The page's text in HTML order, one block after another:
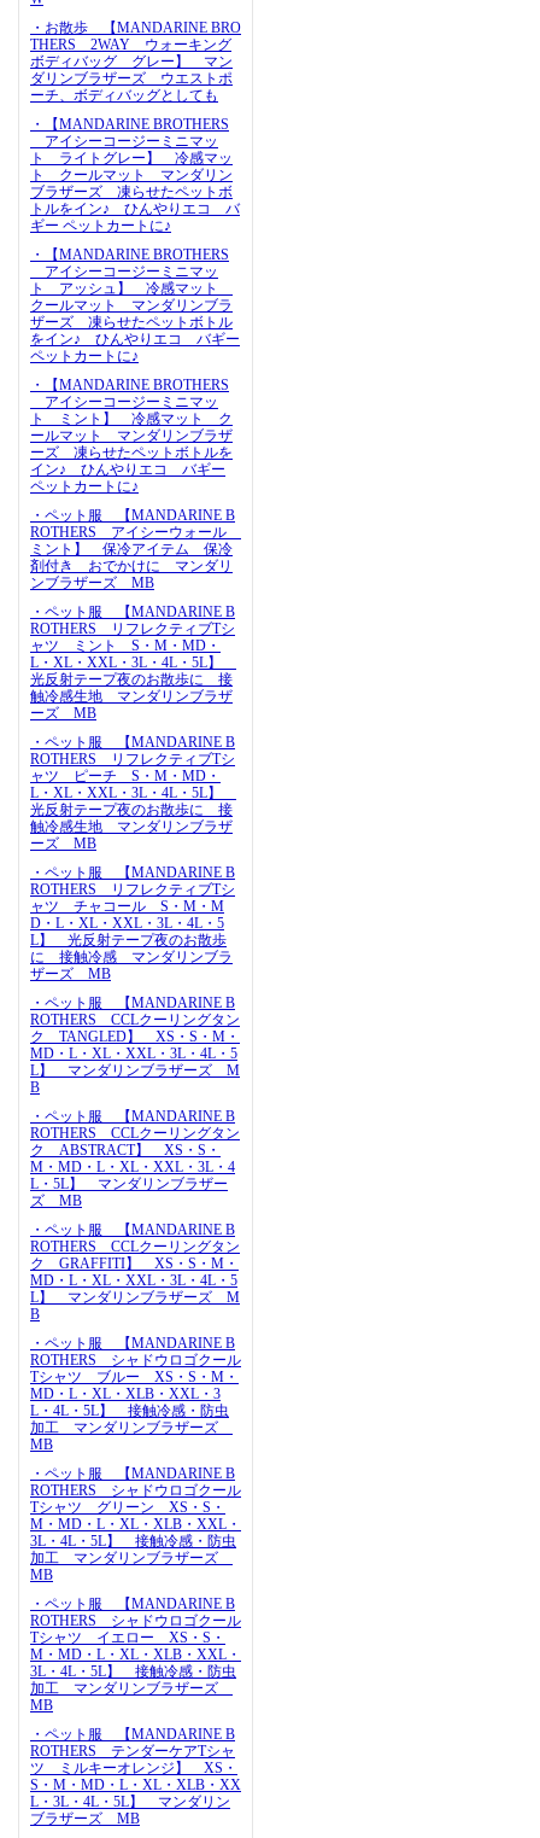
・お散歩 【MANDARINE BRO
THERS 2WAY ウォーキング
ボディバッグ グレー】 マン
ダリンブラザーズ ウエストポ
ーチ、ボディバッグとしても
・【MANDARINE BROTHERS
アイシーコージーミニマッ
ト ライトグレー】 冷感マッ
ト クールマット マンダリン
ブラザーズ 凍らせたペットボ
トルをイン♪ ひんやりエコ バ
ギー ペットカートに♪
・【MANDARINE BROTHERS
アイシーコージーミニマッ
ト アッシュ】 冷感マット
クールマット マンダリンブラ
ザーズ 凍らせたペットボトル
をイン♪ ひんやりエコ バギー
ペットカートに♪
・【MANDARINE BROTHERS
アイシーコージーミニマッ
ト ミント】 冷感マット ク
ールマット マンダリンブラザ
ーズ 凍らせたペットボトルを
イン♪ ひんやりエコ バギー
ペットカートに♪
・ペット服 【MANDARINE B
ROTHERS アイシーウォール
ミント】 保冷アイテム 保冷
剤付き おでかけに マンダリ
ンブラザーズ MB
・ペット服 【MANDARINE B
ROTHERS リフレクティブTシ
ャツ ミント S・M・MD・
L・XL・XXL・3L・4L・5L】
光反射テープ夜のお散歩に 接
触冷感生地 マンダリンブラザ
ーズ MB
・ペット服 【MANDARINE B
ROTHERS リフレクティブTシ
ャツ ピーチ S・M・MD・
L・XL・XXL・3L・4L・5L】
光反射テープ夜のお散歩に 接
触冷感生地 マンダリンブラザ
ーズ MB
・ペット服 【MANDARINE B
ROTHERS リフレクティブTシ
ャツ チャコール S・M・M
D・L・XL・XXL・3L・4L・5
L】 光反射テープ夜のお散歩
に 接触冷感 マンダリンブラ
ザーズ MB
・ペット服 【MANDARINE B
ROTHERS CCLクーリングタン
ク TANGLED】 XS・S・M・
MD・L・XL・XXL・3L・4L・5
L】 マンダリンブラザーズ M
B
・ペット服 【MANDARINE B
ROTHERS CCLクーリングタン
ク ABSTRACT】 XS・S・
M・MD・L・XL・XXL・3L・4
L・5L】 マンダリンブラザー
ズ MB
・ペット服 【MANDARINE B
ROTHERS CCLクーリングタン
ク GRAFFITI】 XS・S・M・
MD・L・XL・XXL・3L・4L・5
L】 マンダリンブラザーズ M
B
・ペット服 【MANDARINE B
ROTHERS シャドウロゴクール
Tシャツ ブルー XS・S・M・
MD・L・XL・XLB・XXL・3
L・4L・5L】 接触冷感・防虫
加工 マンダリンブラザーズ
MB
・ペット服 【MANDARINE B
ROTHERS シャドウロゴクール
Tシャツ グリーン XS・S・
M・MD・L・XL・XLB・XXL・
3L・4L・5L】 接触冷感・防虫
加工 マンダリンブラザーズ
MB
・ペット服 【MANDARINE B
ROTHERS シャドウロゴクール
Tシャツ イエロー XS・S・
M・MD・L・XL・XLB・XXL・
3L・4L・5L】 接触冷感・防虫
加工 マンダリンブラザーズ
MB
・ペット服 【MANDARINE B
ROTHERS テンダーケアTシャ
ツ ミルキーオレンジ】 XS・
S・M・MD・L・XL・XLB・XX
L・3L・4L・5L】 マンダリン
ブラザーズ MB